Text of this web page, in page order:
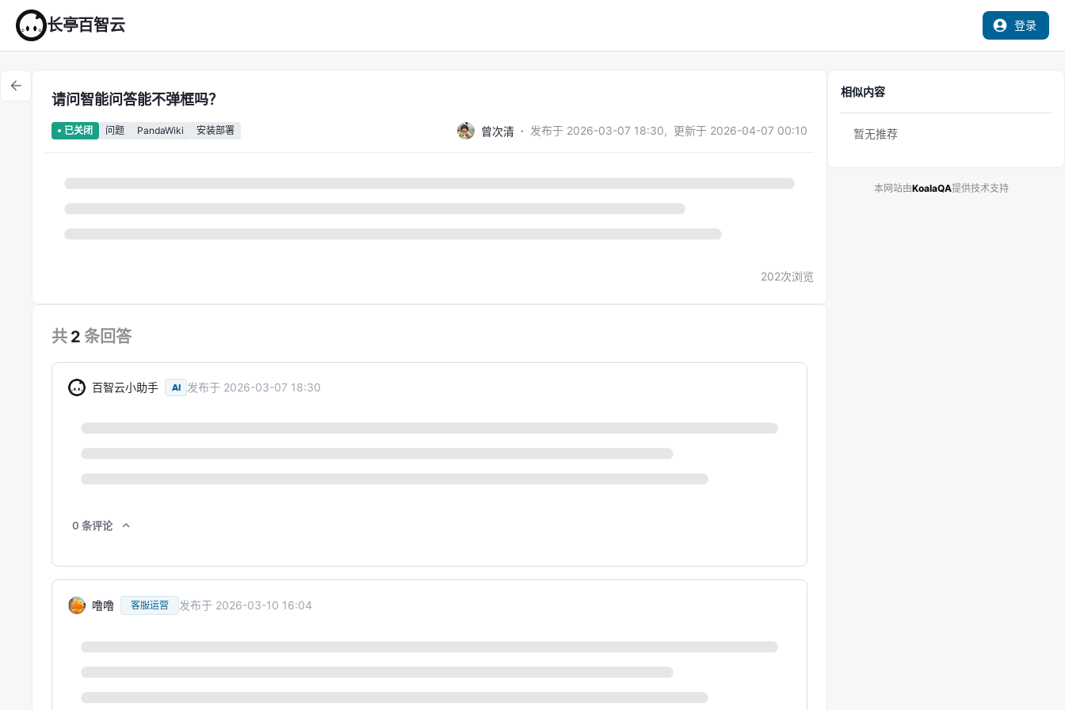
长亭百智云 登录
请问智能问答能不弹框吗？
已关闭 问题 PandaWiki 安装部署 曾次清 · 发布于 2026-03-07 18:30, 更新于 2026-04-07 00:10
202次浏览
共 2 条回答
百智云小助手 AI 发布于 2026-03-07 18:30
0 条评论
噜噜 客服运营 发布于 2026-03-10 16:04
相似内容
暂无推荐
本网站由KoalaQA提供技术支持